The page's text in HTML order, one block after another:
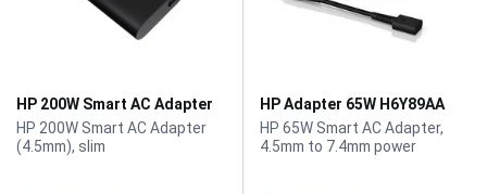
HP 200W Smart AC Adapter
HP 200W Smart AC Adapter
(4.5mm), slim
HP Adapter 65W H6Y89AA
HP 65W Smart AC Adapter,
4.5mm to 7.4mm power